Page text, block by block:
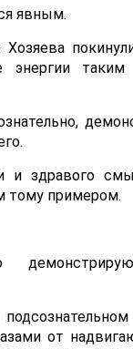
явным.
энергии таким
и здравого
тому примером.
от